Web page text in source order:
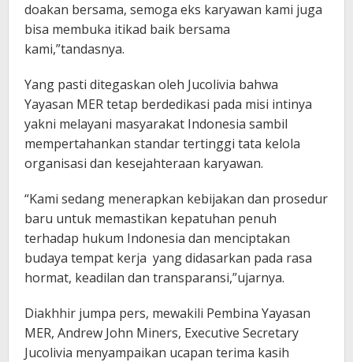
doakan bersama, semoga eks karyawan kami juga
bisa membuka itikad baik bersama
kami,”tandasnya.
Yang pasti ditegaskan oleh Jucolivia bahwa
Yayasan MER tetap berdedikasi pada misi intinya
yakni melayani masyarakat Indonesia sambil
mempertahankan standar tertinggi tata kelola
organisasi dan kesejahteraan karyawan.
“Kami sedang menerapkan kebijakan dan prosedur
baru untuk memastikan kepatuhan penuh
terhadap hukum Indonesia dan menciptakan
budaya tempat kerja yang didasarkan pada rasa
hormat, keadilan dan transparansi,”ujarnya.
Diakhhir jumpa pers, mewakili Pembina Yayasan
MER, Andrew John Miners, Executive Secretary
Jucolivia menyampaikan ucapan terima kasih